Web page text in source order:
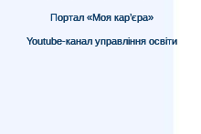
Портал «Моя кар’єра»
Youtube-канал управління освіти